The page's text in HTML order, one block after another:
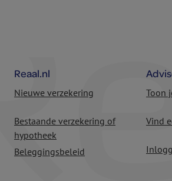
Reaal.nl
Nieuwe verzekering
Bestaande verzekering of
hypotheek
Beleggingsbeleid
Toon
Vind